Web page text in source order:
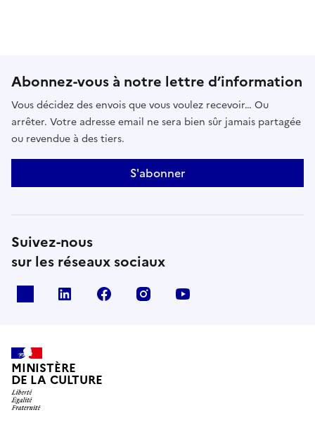
Abonnez-vous à notre lettre d’information
Vous décidez des envois que vous voulez recevoir… Ou
arrêter. Votre adresse email ne sera bien sûr jamais partagée
ou revendue à des tiers.
S'abonner
Suivez-nous
sur les réseaux sociaux
linkedin facebook instagram
MINISTÈRE
DE LA CULTURE